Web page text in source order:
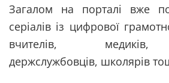
Загалом на порталі вже
серіалів із цифрової
вчителів, медиків,
держслужбовців, школярів